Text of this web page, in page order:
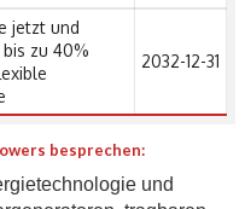
jetzt und
zu 40%
2032-12-31
besprechen:
und